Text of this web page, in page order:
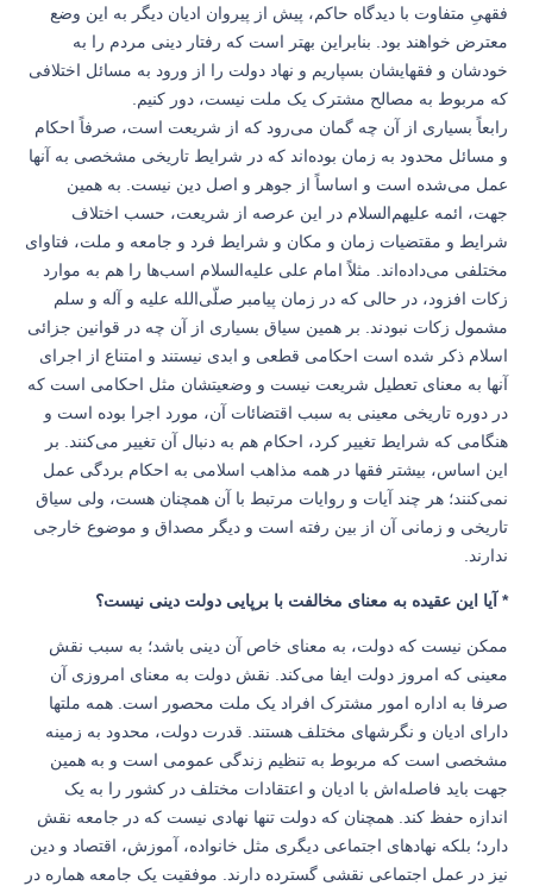
فقهیِ متفاوت با دیدگاه حاکم، پیش از پیروان ادیان دیگر به این وضع
معترض خواهند بود. بنابراین بهتر است که رفتار دینی مردم را به
خودشان و فقهایشان بسپاریم و نهاد دولت را از ورود به مسائل اختلافی
که مربوط به مصالح مشترک یک ملت نیست، دور کنیم.
رابعاً بسیاری از آن چه گمان می‌رود که از شریعت است، صرفاً احکام
و مسائل محدود به زمان بوده‌اند که در شرایط تاریخی مشخصی به آنها
عمل می‌شده است و اساساً از جوهر و اصل دین نیست. به همین
جهت، ائمه علیهم‌السلام در این عرصه از شریعت، حسب اختلاف
شرایط و مقتضیات زمان و مکان و شرایط فرد و جامعه و ملت، فتاوای
مختلفی می‌داده‌اند. مثلاً امام علی علیه‌السلام اسب‌ها را هم به موارد
زکات افزود، در حالی که در زمان پیامبر صلّی‌الله علیه و آله و سلم
مشمول زکات نبودند. بر همین سیاق بسیاری از آن چه در قوانین جزائی
اسلام ذکر شده است احکامی قطعی و ابدی نیستند و امتناع از اجرای
آنها به معنای تعطیل شریعت نیست و وضعیتشان مثل احکامی است که
در دوره تاریخی معینی به سبب اقتضائات آن، مورد اجرا بوده است و
هنگامی که شرایط تغییر کرد، احکام هم به دنبال آن تغییر می‌کنند. بر
این اساس، بیشتر فقها در همه مذاهب اسلامی به احکام بردگی عمل
نمی‌کنند؛ هر چند آیات و روایات مرتبط با آن همچنان هست، ولی سیاق
تاریخی و زمانی آن از بین رفته است و دیگر مصداق و موضوع خارجی
ندارند.
* آیا این عقیده به معنای مخالفت با برپایی دولت دینی نیست؟
ممکن نیست که دولت، به معنای خاص آن دینی باشد؛ به سبب نقش
معینی که امروز دولت ایفا می‌کند. نقش دولت به معنای امروزی آن
صرفا به اداره امور مشترک افراد یک ملت محصور است. همه ملتها
دارای ادیان و نگرشهای مختلف هستند. قدرت دولت، محدود به زمینه
مشخصی است که مربوط به تنظیم زندگی عمومی است و به همین
جهت باید فاصله‌اش با ادیان و اعتقادات مختلف در کشور را به یک
اندازه حفظ کند. همچنان ‌که دولت تنها نهادی نیست که در جامعه نقش
دارد؛ بلکه نهادهای اجتماعی دیگری مثل خانواده، آموزش، اقتصاد و دین
نیز در عمل اجتماعی نقشی گسترده دارند. موفقیت یک جامعه هماره در